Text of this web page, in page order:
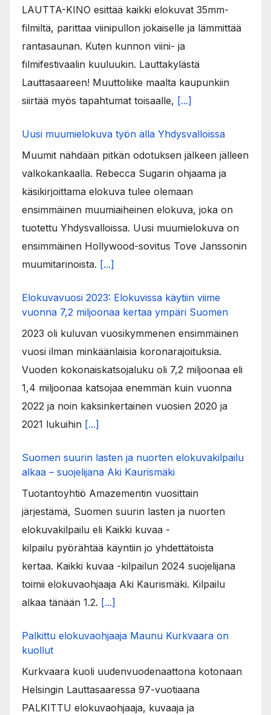
LAUTTA-KINO esittää kaikki elokuvat 35mm-
filmiltä, parittaa viinipullon jokaiselle ja lämmittää
rantasaunan. Kuten kunnon viini- ja
filmifestivaalin kuuluukin. Lauttakylästä
Lauttasaareen! Muuttoliike maalta kaupunkiin
siirtää myös tapahtumat toisaalle, [...]
Uusi muumielokuva työn alla Yhdysvalloissa
Muumit nähdään pitkän odotuksen jälkeen jälleen
valkokankaalla. Rebecca Sugarin ohjaama ja
käsikirjoittama elokuva tulee olemaan
ensimmäinen muumiaiheinen elokuva, joka on
tuotettu Yhdysvalloissa. Uusi muumielokuva on
ensimmäinen Hollywood-sovitus Tove Janssonin
muumitarinoista. [...]
Elokuvavuosi 2023: Elokuvissa käytiin viime
vuonna 7,2 miljoonaa kertaa ympäri Suomen
2023 oli kuluvan vuosikymmenen ensimmäinen
vuosi ilman minkäänlaisia koronarajoituksia.
Vuoden kokonaiskatsojaluku oli 7,2 miljoonaa eli
1,4 miljoonaa katsojaa enemmän kuin vuonna
2022 ja noin kaksinkertainen vuosien 2020 ja
2021 lukuihin [...]
Suomen suurin lasten ja nuorten elokuvakilpailu
alkaa – suojelijana Aki Kaurismäki
Tuotantoyhtiö Amazementin vuosittain
järjestämä, Suomen suurin lasten ja nuorten
elokuvakilpailu eli Kaikki kuvaa -
kilpailu pyörähtää käyntiin jo yhdettätoista
kertaa. Kaikki kuvaa -kilpailun 2024 suojelijana
toimii elokuvaohjaaja Aki Kaurismäki. Kilpailu
alkaa tänään 1.2. [...]
Palkittu elokuvaohjaaja Maunu Kurkvaara on
kuollut
Kurkvaara kuoli uudenvuodenaattona kotonaan
Helsingin Lauttasaaressa 97-vuotiaana
PALKITTU elokuvaohjaaja, kuvaaja ja